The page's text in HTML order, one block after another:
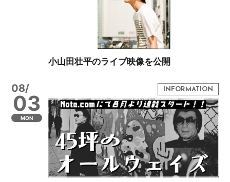
小山田壮平のライブ映像を公開
08/
03
MON